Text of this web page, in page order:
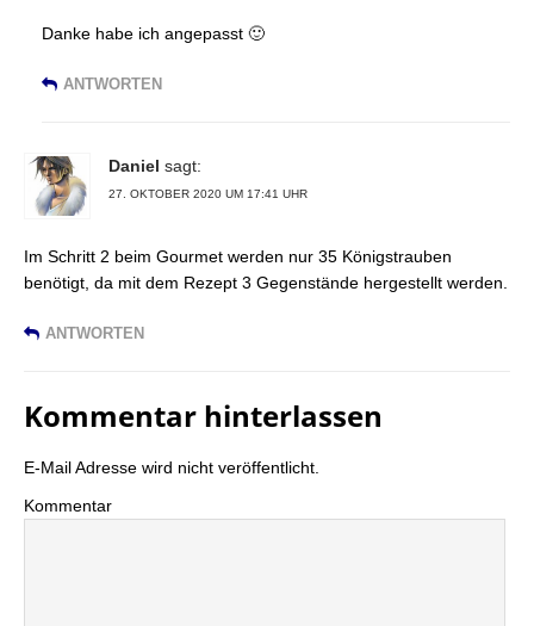
Danke habe ich angepasst 🙂
ANTWORTEN
Daniel sagt:
27. OKTOBER 2020 UM 17:41 UHR
Im Schritt 2 beim Gourmet werden nur 35 Königstrauben
benötigt, da mit dem Rezept 3 Gegenstände hergestellt werden.
ANTWORTEN
Kommentar hinterlassen
E-Mail Adresse wird nicht veröffentlicht.
Kommentar